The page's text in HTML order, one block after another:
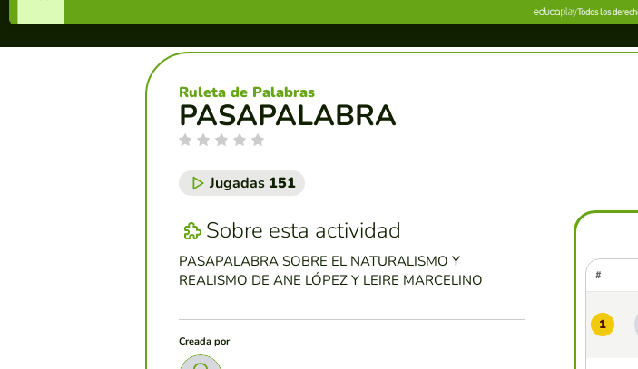
PASAPALABRA
Ruleta de Palabras
Jugadas 151
Sobre esta actividad
PASAPALABRA SOBRE EL NATURALISMO Y
REALISMO DE ANE LÓPEZ Y LEIRE MARCELINO
Creada por
#
1